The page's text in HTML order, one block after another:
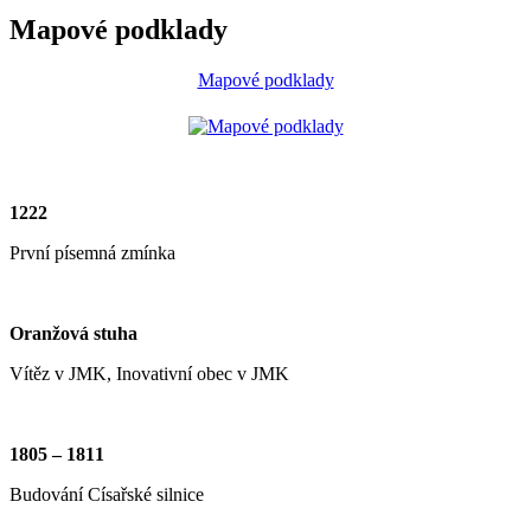
Mapové podklady
Mapové podklady
1222
První písemná zmínka
Oranžová stuha
Vítěz v JMK, Inovativní obec v JMK
1805 – 1811
Budování Císařské silnice